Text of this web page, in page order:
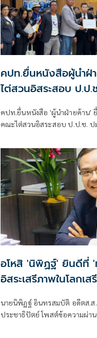
คปท.ยื่นหนังสือผู้นำฝ่
ไต่สวนอิสระสอบ ป.ป
สยาม'
คปท.ยื่นหนังสือ 'ผู้นำฝ่ายค้าน'
คณะไต่สวนอิสระสอบ ป.ป.ช. ป
เสรีรวมไทย ประกาศพร้อมหนุน
อโหสิ 'นิพิฏฐ์' ยินดีที่ 'ทักษิณ' ออกมารับ
อิสระเสรีภาพในโลกเสรี
นายนิพิฏฐ์ อินทรสมบัติ อดีตส.
ประชาธิปัตย์ โพสต์ข้อความผ่านเฟ